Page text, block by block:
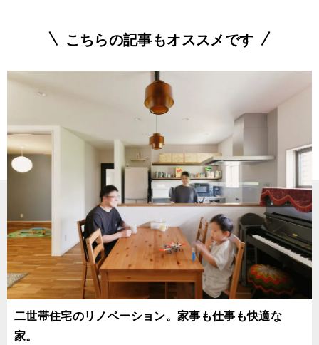
こちらの記事もオススメです
二世帯住宅のリノベーション。家事も仕事も快適な
家。